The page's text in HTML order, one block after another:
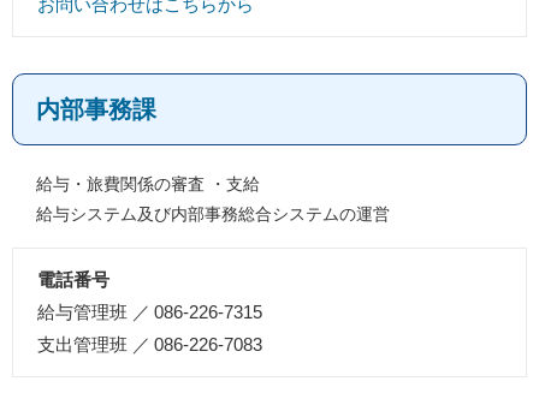
お問い合わせはこちらから
内部事務課
主
な
務
内
容
給与・旅費関係の審査 ・支給
給与システム及び内部事務総合システムの運営
連
絡
先
電話番号
給与管理班 ／ 086-226-7315
支出管理班 ／ 086-226-7083